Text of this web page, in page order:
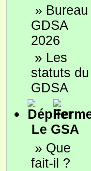
» Bureau
GDSA
2026
» Les
statuts du
GDSA
Le GSA
» Que
fait-il ?